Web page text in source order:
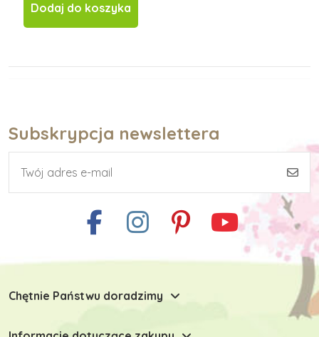
Dodaj do koszyka
Subskrypcja newslettera
Chętnie Państwu doradzimy